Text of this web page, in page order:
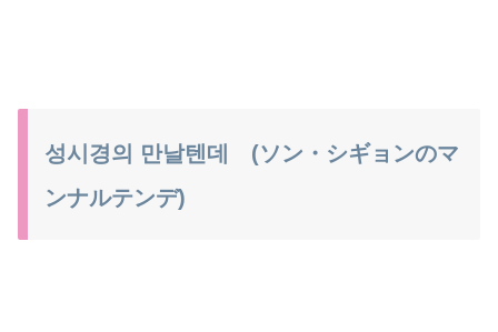
성시경의 만날텐데 (ソン・シギョンのマ
ンナルテンデ)